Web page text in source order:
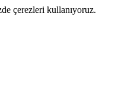
çerezleri kullanıyoruz.